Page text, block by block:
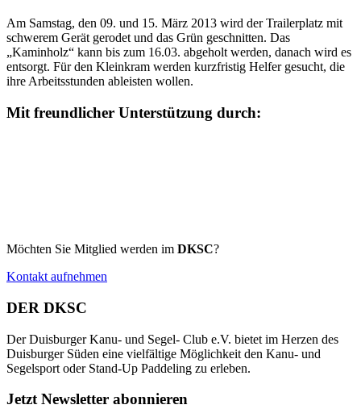
Am Samstag, den 09. und 15. März 2013 wird der Trailerplatz mit
schwerem Gerät gerodet und das Grün geschnitten. Das
„Kaminholz“ kann bis zum 16.03. abgeholt werden, danach wird es
entsorgt. Für den Kleinkram werden kurzfristig Helfer gesucht, die
ihre Arbeitsstunden ableisten wollen.
Mit freundlicher Unterstützung durch:
Möchten Sie Mitglied werden im DKSC?
Kontakt aufnehmen
DER DKSC
Der Duisburger Kanu- und Segel- Club e.V. bietet im Herzen des
Duisburger Süden eine vielfältige Möglichkeit den Kanu- und
Segelsport oder Stand-Up Paddeling zu erleben.
Jetzt Newsletter abonnieren